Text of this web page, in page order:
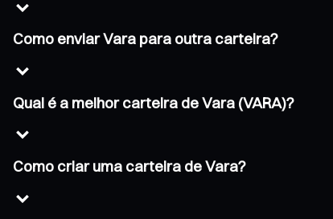
Como enviar Vara para outra carteira?
Qual é a melhor carteira de Vara (VARA)?
Como criar uma carteira de Vara?